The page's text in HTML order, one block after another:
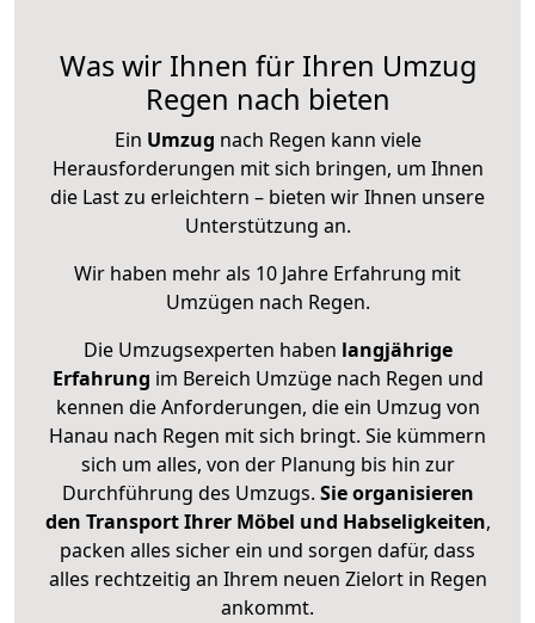
Was wir Ihnen für Ihren Umzug
Regen nach bieten
Ein Umzug nach Regen kann viele
Herausforderungen mit sich bringen, um Ihnen
die Last zu erleichtern – bieten wir Ihnen unsere
Unterstützung an.
Wir haben mehr als 10 Jahre Erfahrung mit
Umzügen nach Regen.
Die Umzugsexperten haben langjährige
Erfahrung im Bereich Umzüge nach Regen und
kennen die Anforderungen, die ein Umzug von
Hanau nach Regen mit sich bringt. Sie kümmern
sich um alles, von der Planung bis hin zur
Durchführung des Umzugs. Sie organisieren
den Transport Ihrer Möbel und Habseligkeiten,
packen alles sicher ein und sorgen dafür, dass
alles rechtzeitig an Ihrem neuen Zielort in Regen
ankommt.